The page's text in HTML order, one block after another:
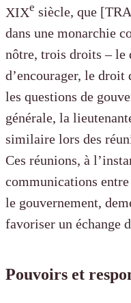
XIXe siècle, que
dans une monarchie
nôtre, trois droits – le
d’encourager, le droit
les questions de
générale, la
similaire lors des
Ces réunions, à
communications
le gouvernement,
favoriser un échange
Pouvoirs et